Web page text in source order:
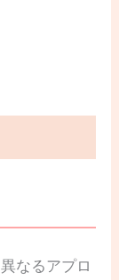
なるアプロ